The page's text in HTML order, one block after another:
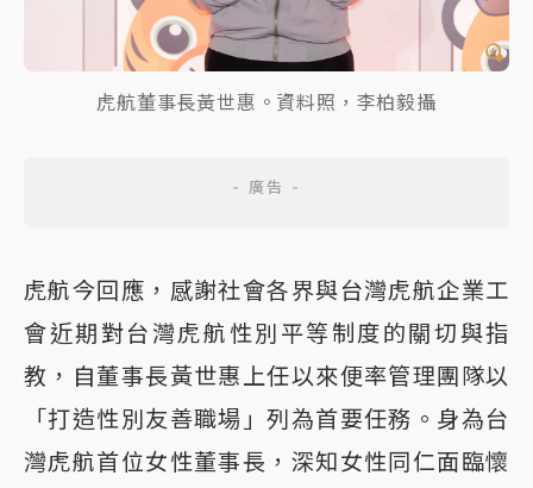
虎航董事長黃世惠。資料照，李柏毅攝
虎航今回應，感謝社會各界與台灣虎航企業工
會近期對台灣虎航性別平等制度的關切與指
教，自董事長黃世惠上任以來便率管理團隊以
「打造性別友善職場」列為首要任務。身為台
灣虎航首位女性董事長，深知女性同仁面臨懷